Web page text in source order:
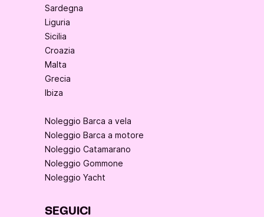
Sardegna
Liguria
Sicilia
Croazia
Malta
Grecia
Ibiza
Noleggio Barca a vela
Noleggio Barca a motore
Noleggio Catamarano
Noleggio Gommone
Noleggio Yacht
SEGUICI